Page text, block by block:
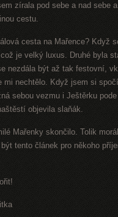
zírala pod sebe a nad sebe
cestu.
cesta na Mařence? Když
je velký luxus. Druhé byla
nezdála být až tak festovní,
mi nechtělo. Když jsem si
sebou vezmu i Ještěrku
objevila slaňák.
Mařenky skončilo. Tolik
tento článek pro někoho